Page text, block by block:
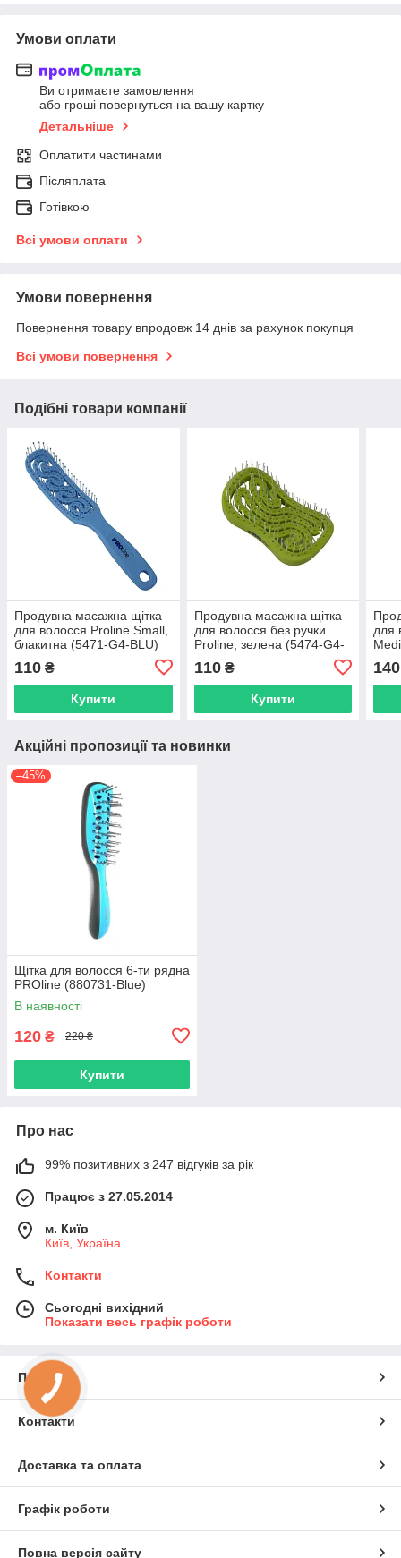
Умови оплати
Ви отримаєте замовлення
або гроші повернуться на вашу картку
Детальніше
Оплатити частинами
Післяплата
Готівкою
Всі умови оплати
Умови повернення
Повернення товару впродовж 14 днів за рахунок покупця
Всі умови повернення
Подібні товари компанії
Продувна масажна щітка
для волосся Proline Small,
блакитна (5471-G4-BLU)
110 ₴
Купити
Продувна масажна щітка
для волосся без ручки
Proline, зелена (5474-G4-
110₴
Купити
для
140
Акційні пропозиції та новинки
–45%
Щітка для волосся 6-ти рядна
PROline (880731-Blue)
В наявності
120 ₴ 220 ₴
Купити
Про нас
99% позитивних з 247 відгуків за рік
Працює з 27.05.2014
м. Київ
Київ, Україна
Контакти
Сьогодні вихідний
Показати весь графік роботи
Про нас
Контакти
Доставка та оплата
Графік роботи
Повна версія сайту